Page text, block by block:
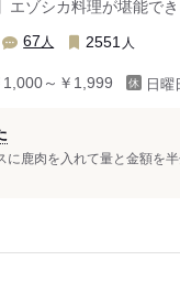
エゾシカ料理が堪能で
67 人 2551 人
1,000～￥1,999 日曜
に鹿肉を入れて量と金額を